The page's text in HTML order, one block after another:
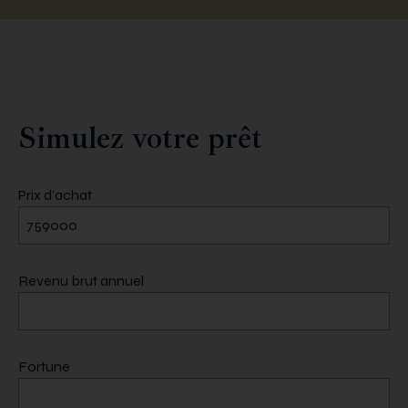
Simulez votre prêt
Prix d’achat
Revenu brut annuel
Fortune